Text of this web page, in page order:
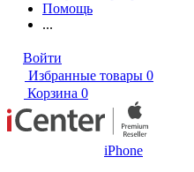
Помощь
...
Войти
Избранные товары 0
Корзина 0
iPhone